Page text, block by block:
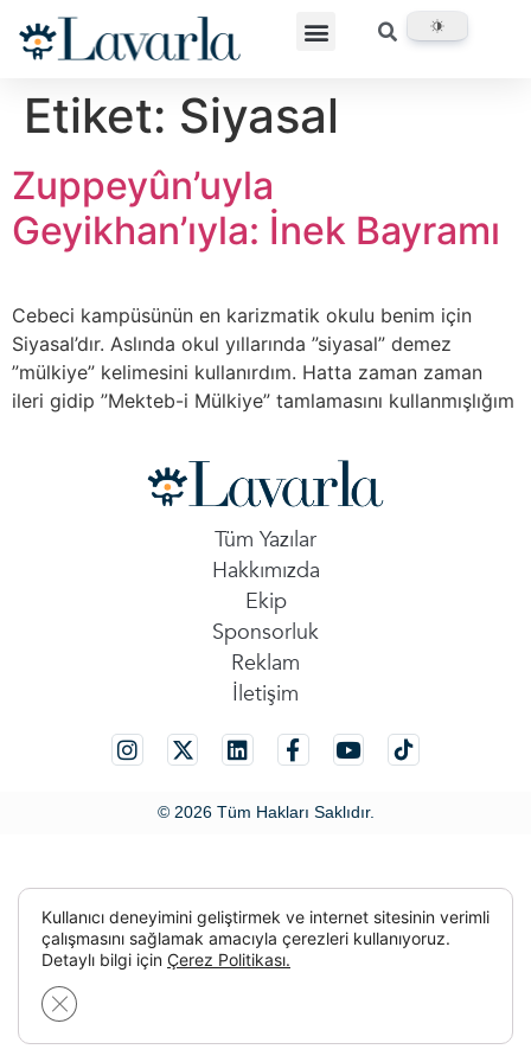
Etiket: Siyasal
Zuppeyûn’uyla
Geyikhan’ıyla: İnek Bayramı
Cebeci kampüsünün en karizmatik okulu benim için
Siyasal’dır. Aslında okul yıllarında ”siyasal” demez
”mülkiye” kelimesini kullanırdım. Hatta zaman zaman
ileri gidip ”Mekteb-i Mülkiye” tamlamasını kullanmışlığım
Tüm Yazılar
Hakkımızda
Ekip
Sponsorluk
Reklam
İletişim
© 2026 Tüm Hakları Saklıdır.
Kullanıcı deneyimini geliştirmek ve internet sitesinin verimli
çalışmasını sağlamak amacıyla çerezleri kullanıyoruz.
Detaylı bilgi için Çerez Politikası.
GDPR çerez şeridini kapat